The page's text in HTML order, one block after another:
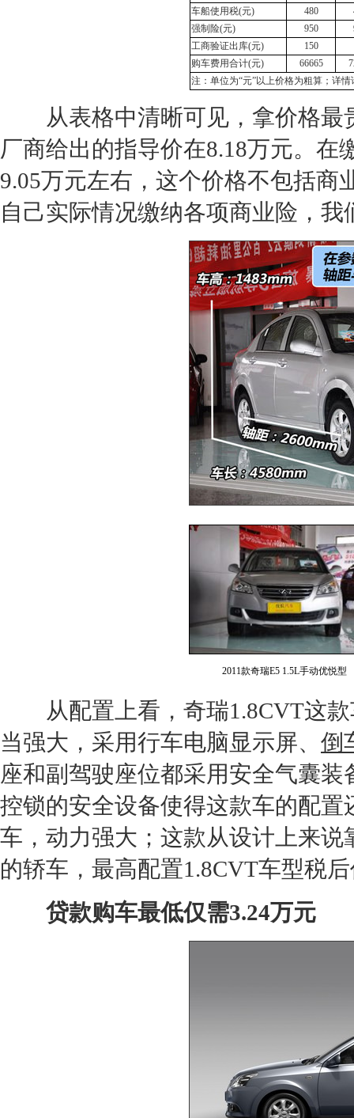
车船使用税(元)
480
强制险(元)
950
工商验证出库(元)
150
购车费用合计(元)
66665
注：单位为“元”以上价格为粗算；详情
从表格中清晰可见，拿价格最
厂商给出的指导价在8.18万元。
9.05万元左右，这个价格不包括
自己实际情况缴纳各项商业险，
2011款奇瑞E5 1.5L手动优悦型
从配置上看， 奇瑞1.8CVT这
当强大，采用行车电脑显示屏、 倒
座和副驾驶座位都采用安全气囊
控锁的安全设备使得这款车的配
车，动力强大；这款从设计上来
的轿车，最高配置1.8CVT车型税
贷款购车最低仅需3.24万元